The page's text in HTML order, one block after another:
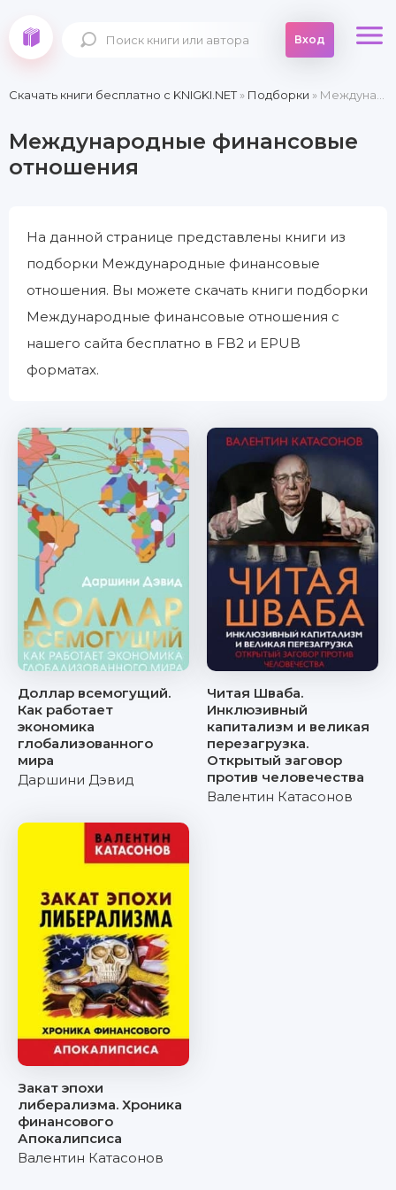
Вход
Скачать книги бесплатно c KNIGKI.NET» Подборки » Международные финансовые отношения
Международные финансовые
отношения
На данной странице представлены книги из
подборки Международные финансовые
отношения. Вы можете скачать книги подборки
Международные финансовые отношения с
нашего сайта бесплатно в FB2 и EPUB
форматах.
Доллар всемогущий.
Как работает
экономика
глобализованного
мира
Даршини Дэвид
Читая Шваба.
Инклюзивный
капитализм и великая
перезагрузка.
Открытый заговор
против человечества
Валентин Катасонов
Закат эпохи
либерализма. Хроника
финансового
Апокалипсиса
Валентин Катасонов